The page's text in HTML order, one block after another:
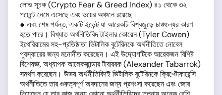
লোভ সূচক (Crypto Fear & Greed Index) ৪১ থেকে ৩২
পয়েন্টে নেমে এসেছে এবং ভয়ের অঞ্চলে রয়েছে।
● এবং শেষ পর্যন্ত, একটি ইভেন্ট যা আরেকটি বিশ্বজুড়ে চাঞ্চল্যের কারণ
হতে পারে। বিখ্যাত অর্থনীতিবিদ টাইলার কোয়েন (Tyler Cowen)
ইথেরিয়ামের সহ-প্রতিষ্ঠাতা ভিটালিক বুটেরিনকে অর্থনীতিতে নোবেল
পুরস্কারের জন্য মনোনীত করেছেন। এই উদ্যোগটিকে আরেকজন বিশিষ্ট
বিশেষজ্ঞ, অধ্যাপক আলেকজান্ডার টাবাররক (Alexander Tabarrok)
সমর্থন করেছেন। উভয় অর্থনীতিবিদই ভিটালিক বুটেরিনকে ক্রিপ্টোকারেন্সি
অর্থনীতিতে তার গুরুত্বপূর্ণ অবদানের জন্য প্রশংসা করেছেন এবং জোর